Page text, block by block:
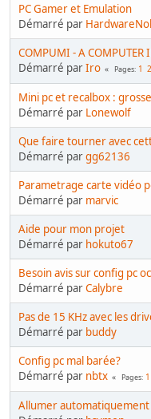
PC Gamer et Emulation
Démarré par
COMPUMI - A COMPUTER
Démarré parIro Pages 1 2
Mini pc et recalbox :
Démarré par Lonewolf
Que faire tourner avec
Démarré pargg62136
Parametrage carte vidéo
Démarré par marvic
Aide pour mon projet
Démarré par hokuto67
Besoin avis sur config pc
Démarré parCalybre
Pas de 15 KHz avec les
Démarré par buddy
Config pc mal barée?
Démarré par nbtx Pages 1
Allumer automatiquement